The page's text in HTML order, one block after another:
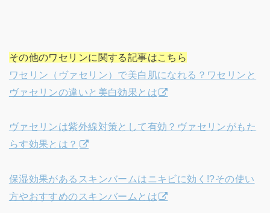
その他のワセリンに関する記事はこちら
ワセリン（ヴァセリン）で美白肌になれる？ワセリンと
ヴァセリンの違いと美白効果とは
ヴァセリンは紫外線対策として有効？ヴァセリンがもた
らす効果とは？
保湿効果があるスキンバームはニキビに効く!?その使い
方やおすすめのスキンバームとは